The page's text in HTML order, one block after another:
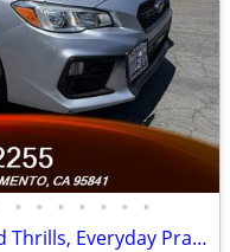
• • • • • • •
2018 Subaru WRX Turbocharged Thrills, Everyday Practicality.